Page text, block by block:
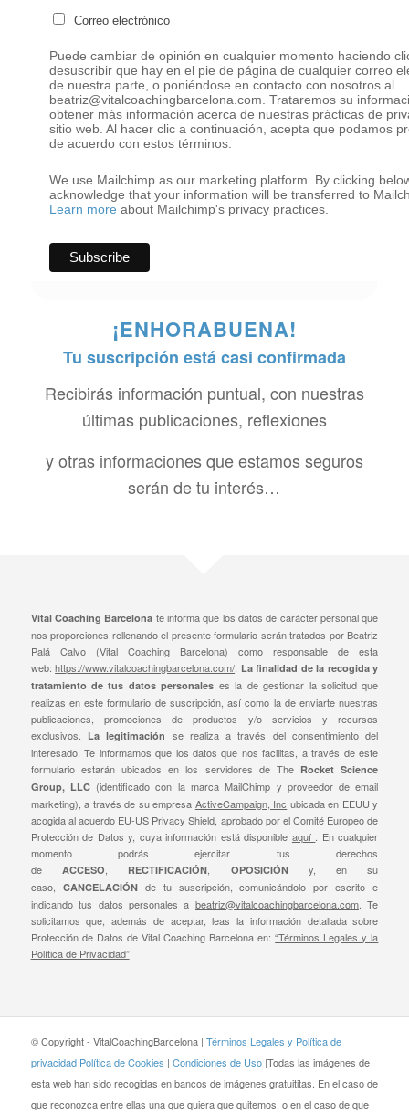
Correo electrónico
Puede cambiar de opinión en cualquier momento haciendo
desuscribir que hay en el pie de página de cualquier correo
de nuestra parte, o poniéndose en contacto con nosotros al
beatriz@vitalcoachingbarcelona.com. Trataremos su
obtener más información acerca de nuestras prácticas de
sitio web. Al hacer clic a continuación, acepta que podamos
de acuerdo con estos términos.
We use Mailchimp as our marketing platform. By clicking
acknowledge that your information will be transferred to
Learn more about Mailchimp's privacy practices.
¡ENHORABUENA!
Tu suscripción está casi confirmada
Recibirás información puntual, con nuestras
últimas publicaciones, reflexiones
y otras informaciones que estamos seguros
serán de tu interés…
Vital Coaching Barcelona te informa que los datos de carácter personal que
nos proporciones rellenando el presente formulario serán tratados por Beatriz
Palá Calvo (Vital Coaching Barcelona) como responsable de esta
web:https://www.vitalcoachingbarcelona.com/. La finalidad de la recogida y
tratamiento de tus datos personales es la de gestionar la solicitud que
realizas en este formulario de suscripción, así como la de enviarte nuestras
publicaciones, promociones de productos y/o servicios y recursos
exclusivos. La legitimación se realiza a través del consentimiento del
interesado. Te informamos que los datos que nos facilitas, a través de este
formulario estarán ubicados en los servidores de The Rocket Science
Group, LLC(identificado con la marca MailChimp y proveedor de email
marketing), a través de su empresa ActiveCampaign, Inc ubicada en EEUU y
acogida al acuerdo EU-US Privacy Shield, aprobado por el Comité Europeo de
Protección de Datos y, cuya información está disponible aquí . En cualquier
momento podrás ejercitar tus derechos
de ACCESO, RECTIFICACIÓN, OPOSICIÓNy, en su
caso, CANCELACIÓNde tu suscripción, comunicándolo por escrito e
indicando tus datos personales a beatriz@vitalcoachingbarcelona.com. Te
solicitamos que, además de aceptar, leas la información detallada sobre
Protección de Datos de Vital Coaching Barcelona en:“Términos Legales y la
Política de Privacidad”
© Copyright - VitalCoachingBarcelona | Términos Legales y Política de
privacidad Política de Cookies | Condiciones de Uso |Todas las imágenes de
esta web han sido recogidas en bancos de imágenes gratuititas. En el caso de
que reconozca entre ellas una que quiera que quitemos, o en el caso de que